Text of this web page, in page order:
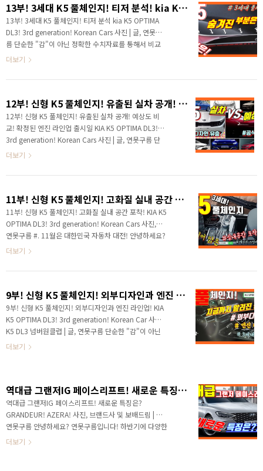
를 얻고 있습니다. 그 중에서도 가장 인상적인 차량이 있
다면 저는 소형 SUV의 기준 자체를 바뀐 셀토스라고 생
각합니다. 출시 전부터 멋진 디자인에 이슈가 되었고, 이
후 높은 가격에 이슈가 되었지만, 단숨에 소형 SUV 1위
차량이 있다면 기아차의..
13부! 3세대 K5 풀체인지! 티저 분석! kia K5 OPTIMA DL3! 3rd generation! Korean Cars
13부! 3세대 K5 풀체인지! 티저 분석 kia K5 OPTIMA
DL3! 3rd generation! Korean Cars 사진 | 글, 연못구
름 단순한 "감"이 아닌 정확한 수치자료를 통해서 비교
분석 자료를 제시하는 연못구름입니다! 안녕하세요? 연
되었습니다. 관심 있는 분들께서는 이미 티저를 보셨고,
것 같습니다. 연못구름도 꼼꼼하게 비교해 보면서 3세대
K5의 높은 경쟁력 때문에, 이 정도라면 신형 쏘나타와 제
대로 한번 경쟁해 볼만 하겠다는 생각을 하게 되었습니
다. #. 유출된 중국형 K5 이미지! 왜곡 VS 보정 먼저 보실
석해 드..
더보기
12부! 신형 K5 풀체인지! 유출된 실차 공개! 예상도 비교! 확정된 엔진 라인업 출시일 KIA K5 OPTIMA DL3! 3rd generation! Korean Cars
12부! 신형 K5 풀체인지! 유출된 실차 공개! 예상도 비
교! 확정된 엔진 라인업 출시일 KIA K5 OPTIMA DL3!
3rd generation! Korean Cars 사진 | 글, 연못구름 단
순한 "감"이 아닌 정확한 수치자료를 통해서 비교 분석
름입니다! 올해의 주인공이라고 3대의 차량이 비슷한
렁거리고 있습니다. 지난 주에는 그랜저 IG페이스리프
트가 유출되고, 이후 현대자동차에서 공식 티저 이미지
와 사진을 공개했습니다. 럭셔리한 분위기의 그랜저 IG
는 현대차가 작정하고 만든 것 같은데, 웬만한 신차보다
났지만 포탈 검색어에서 현 시간 까지..
더보기
11부! 신형 K5 풀체인지! 고화질 실내 공간 포착! KIA K5 OPTIMA DL3! 3rd generation! Korean Cars
11부! 신형 K5 풀체인지! 고화질 실내 공간 포착! KIA K5
OPTIMA DL3! 3rd generation! Korean Cars 사진,글 |
연못구름 #. 11월은 대한민국 자동차 대전! 안녕하세요?
연못구름입니다! 11월을 앞두고 대한민국 자동차 시장이
한민국 세단 1위의 판매량을 자랑하는 그랜저 IG 페이스
도 있겠지만 30초짜리 짧은 티저 영상을 잠시 보겠습니
다. ▼ 디테일한 유튜브 영상으로 보기 그랜저 IG 페이스
리프트는 일체형 계기판을 포함해서 내외부 디자인이 완
전히 변경되면서 지금까지 출시된 그랜저 시리즈 중에서
뉴 그랜저..
더보기
9부! 신형 K5 풀체인지! 외부디자인과 엔진 라인업! KIA K5 OPTIMA DL3! 3rd generation! Korean Cars
9부! 신형 K5 풀체인지! 외부디자인과 엔진 라인업! KIA
K5 OPTIMA DL3! 3rd generation! Korean Car 사진,
K5 DL3 넘버원클럽 | 글, 연못구름 단순한 "감"이 아닌
정확한 수치자료를 통해서 비교 분석 자료를 제시하는
차량을 주인공이라고 알려드렸습니다. 첫 번째 차량은 3
세대 K5이며, 두 번째 차량은 프리미엄 브랜드인 제네시
스 최초의 SUV인 GV80 이라고 생각합니다. 이번 K5 9
부 영상에서는 지금까지 알려진 K5의 외부 디자인의 특
징을 한번에 정리해 드리고, 엔진 라인업도 함께 ..
더보기
역대급 그랜저IG 페이스리프트! 새로운 특징은? GRANDEUR! AZERA!
역대급 그랜저IG 페이스리프트! 새로운 특징은?
GRANDEUR! AZERA! 사진, 브랜드사 및 보배드림 | 글,
연못구름 안녕하세요? 연못구름입니다! 하반기에 다양한
신차가 출시가 되면서 자동차를 좋아하시는 분들이라면
더보기